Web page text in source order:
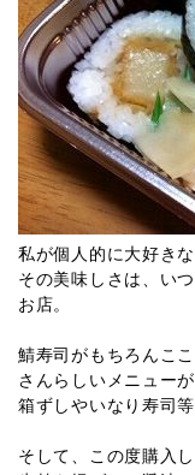
私が個人的に大好き
その美味しさは、い
お店。
鯖寿司がもちろんこ
さんらしいメニュー
箱ずしやいなり寿司
そして、この度購入